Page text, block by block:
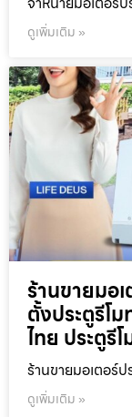
ดูเพิ่มเติม »
ร้านขายมอ
ตั้งประตูรีโ
ไทย ประตูรี
ร้านขายมอเตอร์ป
ดูเพิ่มเติม »